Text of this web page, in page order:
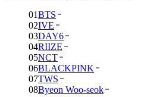
01BTS
02IVE
03DAY6
04RIIZE
05NCT
06BLACKPINK
07TWS
08Byeon Woo-seok